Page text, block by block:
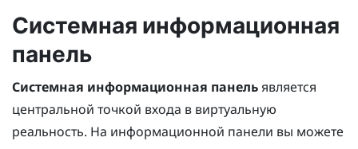
Системная информационная
панель
Системная информационная панельявляется
центральной точкой входа в виртуальную
реальность. На информационной панели вы можете